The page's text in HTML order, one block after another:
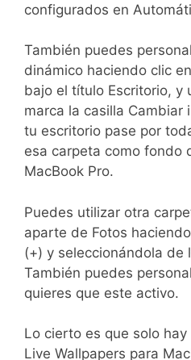
configurados en
También puedes
dinámico haciendo clic
bajo el título Escritorio, y
marca la casilla Cambiar
tu escritorio pase por
esa carpeta como fondo
MacBook Pro.
Puedes utilizar otra
aparte de Fotos
(+) y seleccionándola de
También puedes
quieres que este activo.
Lo cierto es que solo
Live Wallpapers para